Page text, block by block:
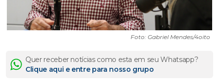
Foto: Gabriel Mendes/4oito
Quer receber notícias como esta em seu Whatsapp?
Clique aqui e entre para nosso grupo